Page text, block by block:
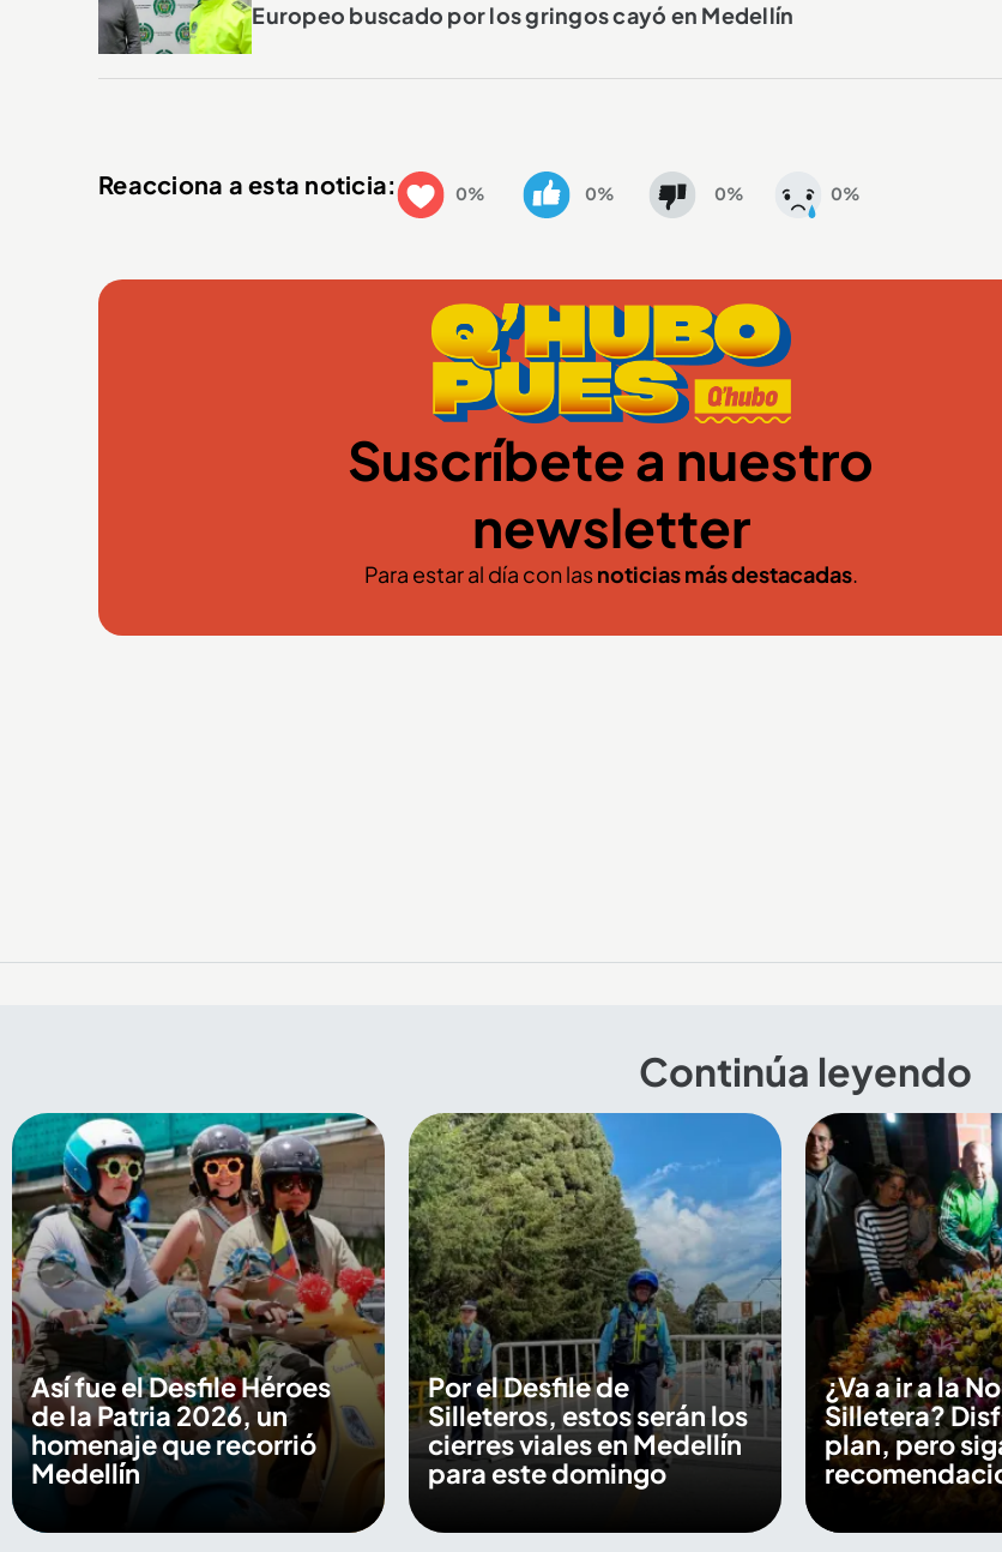
Europeo buscado por los gringos cayó en Medellín
Reacciona a esta noticia: 0% 0% 0% 0%
Suscríbete a nuestro
newsletter
Para estar al día con lasnoticias más destacadas.
Continúa leyendo
Así fue el Desfile Héroes
de la Patria 2026, un
homenaje que recorrió
Medellín
Por el Desfile de
Silleteros, estos serán los
cierres viales en Medellín
para este domingo
¿Va a ir a la
Silletera?
plan, pero